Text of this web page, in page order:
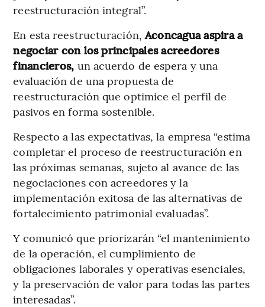
reestructuración integral”.
En esta reestructuración,Aconcagua aspira a
negociar con los principales acreedores
financieros, un acuerdo de espera y una
evaluación de una propuesta de
reestructuración que optimice el perfil de
pasivos en forma sostenible.
Respecto a las expectativas, la empresa “estima
completar el proceso de reestructuración en
las próximas semanas, sujeto al avance de las
negociaciones con acreedores y la
implementación exitosa de las alternativas de
fortalecimiento patrimonial evaluadas”.
Y comunicó que priorizarán “el mantenimiento
de la operación, el cumplimiento de
obligaciones laborales y operativas esenciales,
y la preservación de valor para todas las partes
interesadas”.